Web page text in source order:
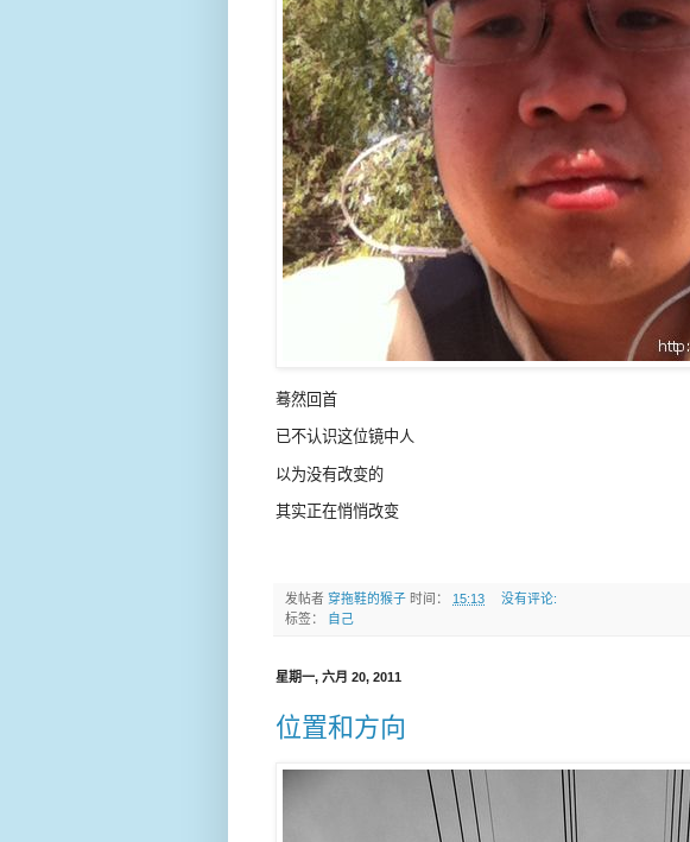
蓦然回首
已不认识这位镜中人
以为没有改变的
其实正在悄悄改变
发帖者 穿拖鞋的猴子 时间： 15:13
没有评论:
标签： 自己
星期一, 六月 20, 2011
位置和方向